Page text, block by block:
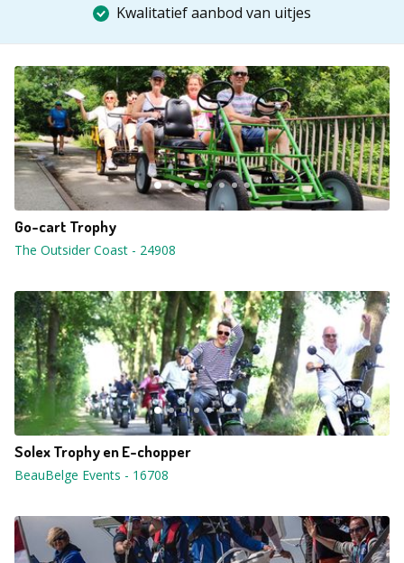
Kwalitatief aanbod van uitjes
Go-cart Trophy
The Outsider Coast - 24908
Solex Trophy en E-chopper
BeauBelge Events - 16708